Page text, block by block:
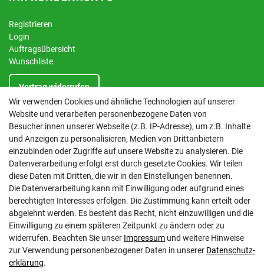
Registrieren
Login
Auftragsübersicht
Wunschliste
Vertrag widerrufen
INFORMATIONEN
Kontakt
Datenschutzerklärung
AGB
Impressum
Barrierefreiheitserklärung
Altbatterie-Ensorgung
Wir verwenden Cookies und ähnliche Technologien auf unserer
Website und verarbeiten personenbezogene Daten von
Besucher:innen unserer Webseite (z.B. IP-Adresse), um z.B. Inhalte
und Anzeigen zu personalisieren, Medien von Drittanbietern
einzubinden oder Zugriffe auf unsere Website zu analysieren. Die
Datenverarbeitung erfolgt erst durch gesetzte Cookies. Wir teilen
diese Daten mit Dritten, die wir in den Einstellungen benennen.
Die Datenverarbeitung kann mit Einwilligung oder aufgrund eines
berechtigten Interesses erfolgen. Die Zustimmung kann erteilt oder
abgelehnt werden. Es besteht das Recht, nicht einzuwilligen und die
Einwilligung zu einem späteren Zeitpunkt zu ändern oder zu
widerrufen. Beachten Sie unser Impressum und weitere Hinweise
zur Verwendung personenbezogener Daten in unserer Daten­schutz­
erklärung.